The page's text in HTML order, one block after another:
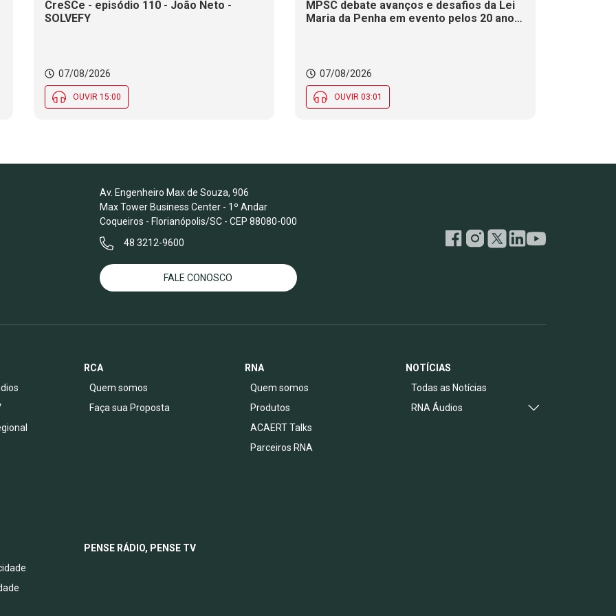
CreSCe - episódio 110 - João Neto -
SOLVEFY
07/08/2026
OUVIR 15:00
MPSC debate avanços e desafios da Lei
Maria da Penha em evento pelos 20 anos
07/08/2026
OUVIR 03:01
Av. Engenheiro Max de Souza, 906
Max Tower Business Center - 1º Andar
Coqueiros - Florianópolis/SC - CEP 88080-000
48 3212-9600
FALE CONOSCO
RCA
Quem somos
Faça sua Proposta
RNA
Quem somos
Produtos
ACAERT Talks
Parceiros RNA
NOTÍCIAS
Todas as Notícias
RNA Áudios
PENSE RÁDIO, PENSE TV